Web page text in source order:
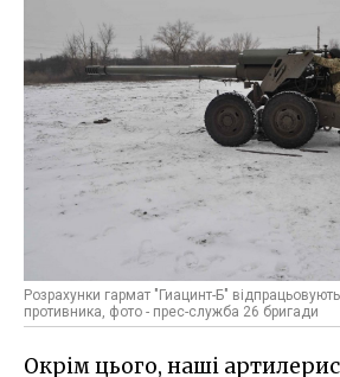
Розрахунки гармат "Гиацинт-Б"
противника, фото - прес-служба 26 бригади
Окрім цього, наші